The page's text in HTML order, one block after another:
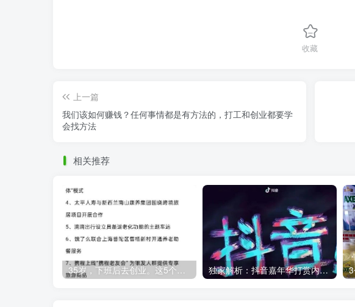
收藏
上一篇
我们该如何赚钱？任何事情都是有方法的，打工和创业都要学
会找方法
相关推荐
35岁，下班后去创业。这5个银发经济的小赛道，真的很适合普通人。 独家解析：抖音嘉年华打赏内幕，你知道主播能拿多少吗？